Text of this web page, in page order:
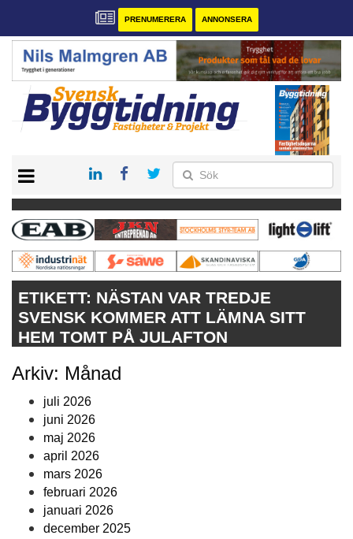
PRENUMERERA ANNONSERA
PRENUMERERA
VÅRA ANDRA MAGASIN
ANNONSERA
KONTAKT
ETIKETT: NÄSTAN VAR TREDJE
SVENSK KOMMER ATT LÄMNA SITT
HEM TOMT PÅ JULAFTON
Arkiv: Månad
juli 2026
juni 2026
maj 2026
april 2026
mars 2026
februari 2026
januari 2026
december 2025